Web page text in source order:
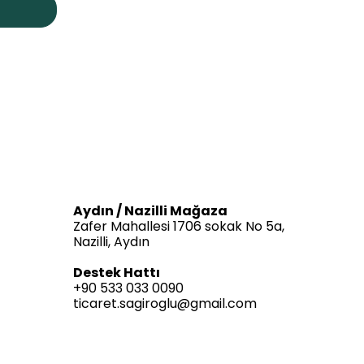
Aydın / Nazilli Mağaza
Zafer Mahallesi 1706 sokak No 5a,
Nazilli, Aydın
Destek Hattı
+90 533 033 0090
ticaret.sagiroglu@gmail.com